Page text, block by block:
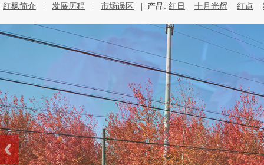
红枫简介 发展历程 市场误区 | 产品: 红日 十月光辉 红点